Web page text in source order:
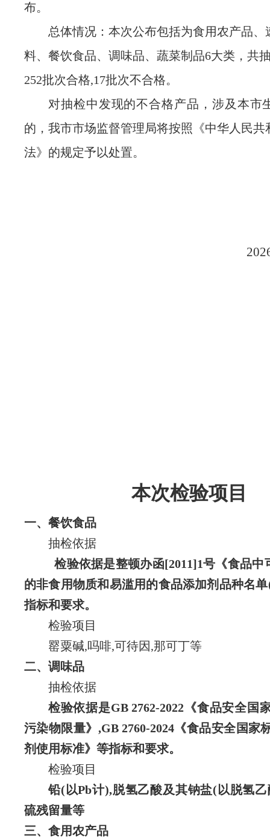
布。
总体情况：本次公布包括为食用农产品、
料、餐饮食品、调味品、蔬菜制品6大类，共
252批次合格,17批次不合格。
对抽检中发现的不合格产品，涉及本市
的，我市市场监督管理局将按照《中华人民共
法》的规定予以处置。
本次检验项目
一、餐饮食品
抽检依据
检验依据是整顿办函[2011]1号《食品中
的非食用物质和易滥用的食品添加剂品种名
指标和要求。
检验项目
罂粟碱,吗啡,可待因,那可丁等
二、调味品
抽检依据
检验依据是GB 2762-2022《食品安全国
污染物限量》,GB 2760-2024《食品安全国家
剂使用标准》 等指标和要求。
检验项目
铅(以Pb计),脱氢乙酸及其钠盐(以脱氢
硫残留量等
三、食用农产品